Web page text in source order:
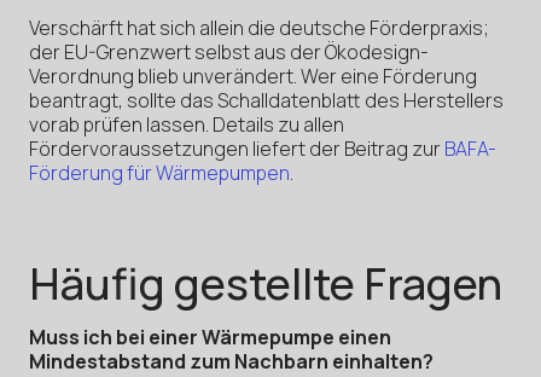
Verschärft hat sich allein die deutsche Förderpraxis;
der EU-Grenzwert selbst aus der Ökodesign-
Verordnung blieb unverändert. Wer eine Förderung
beantragt, sollte das Schalldatenblatt des Herstellers
vorab prüfen lassen. Details zu allen
Fördervoraussetzungen liefert der Beitrag zurBAFA-
Förderung für Wärmepumpen.
Häufig gestellte Fragen
Muss ich bei einer Wärmepumpe einen
Mindestabstand zum Nachbarn einhalten?